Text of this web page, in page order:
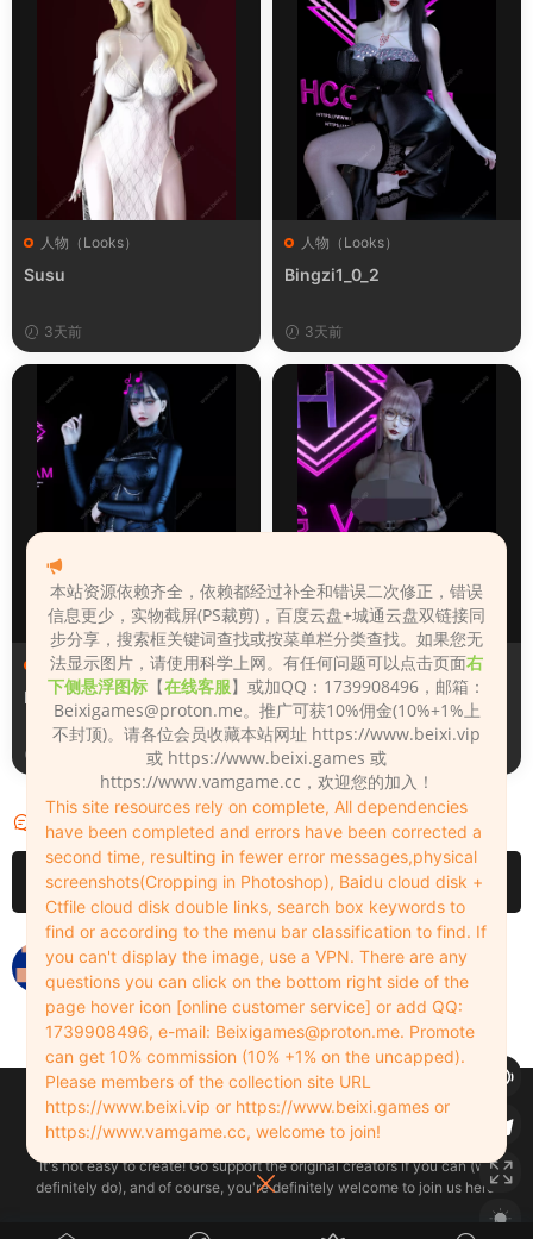
人物（Looks）
Susu
3天前
人物（Looks）
Bingzi1_0_2
3天前
人物（Looks）
Monica_2_2_2
人物（Looks）
Lizhen2025
3天前
评论 2
请先登录
dddd
zhoulanlan 2022-12-03 0
Copyleft © 2022-2026 beixi.vip - All Rights Freedom！
创作不易！有能力的同学可以去支持一下原创作者（我们绝对支持），当然
了，您加入这里我们也绝对欢迎！
It's not easy to create! Go support the original creators if you can (we
definitely do), and of course, you're definitely welcome to join us here!
本站资源依赖齐全，依赖都经过补全和错误二次修正，错误
信息更少，实物截屏(PS裁剪)，百度云盘+城通云盘双链接同
步分享，搜索框关键词查找或按菜单栏分类查找。如果您无
法显示图片，请使用科学上网。有任何问题可以点击页面右
下侧悬浮图标 【在线客服】或加QQ：1739908496，邮箱：
Beixigames@proton.me。推广可获10%佣金(10%+1%上
不封顶)。请各位会员收藏本站网址 https://www.beixi.vip
或 https://www.beixi.games 或
https://www.vamgame.cc，欢迎您的加入！
This site resources rely on complete, All dependencies
have been completed and errors have been corrected a
second time, resulting in fewer error messages,physical
screenshots(Cropping in Photoshop), Baidu cloud disk +
Ctfile cloud disk double links, search box keywords to
find or according to the menu bar classification to find. If
you can't display the image, use a VPN. There are any
questions you can click on the bottom right side of the
page hover icon [online customer service] or add QQ:
1739908496, e-mail: Beixigames@proton.me. Promote
can get 10% commission (10% +1% on the uncapped).
Please members of the collection site URL
https://www.beixi.vip or https://www.beixi.games or
https://www.vamgame.cc, welcome to join!